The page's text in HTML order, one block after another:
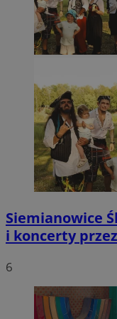
Siemianowice
i koncerty
6